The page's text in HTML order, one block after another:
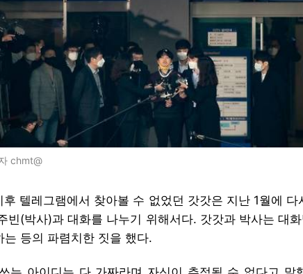
chmt@
텔레그램에서 찾아볼 수 없었던 갓갓은 지난 1월에 다
빈(박사)과 대화를 나누기 위해서다. 갓갓과 박사는 대
는 등의 파렴치한 짓을 했다.